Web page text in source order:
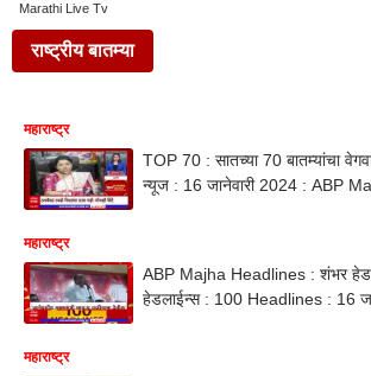
Marathi Live Tv
राष्ट्रीय बातम्या
महाराष्ट्र
TOP 70 : सातच्या 70 बातम्यांचा
न्यूज : 16 जानेवारी 2024 : ABP
महाराष्ट्र
ABP Majha Headlines : शंभर
हेडलाईन्स : 100 Headlines : 16
महाराष्ट्र